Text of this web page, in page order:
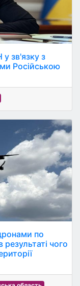
зв'язку з
Російською
по
чого